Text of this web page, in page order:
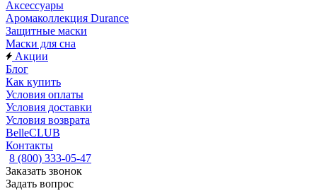
Аксессуары
Аромаколлекция Durance
Защитные маски
Маски для сна
Акции
Блог
Как купить
Условия оплаты
Условия доставки
Условия возврата
BelleCLUB
Контакты
8 (800) 333-05-47
Заказать звонок
Задать вопрос